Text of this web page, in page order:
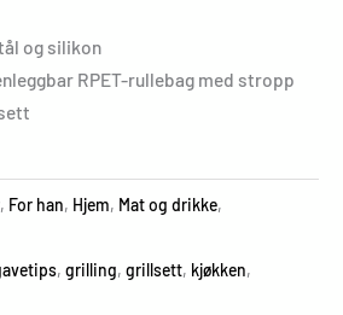
og silikon
RPET-rullebag med stropp
, For han, Hjem, Mat og drikke,
, grilling, grillsett, kjøkken,